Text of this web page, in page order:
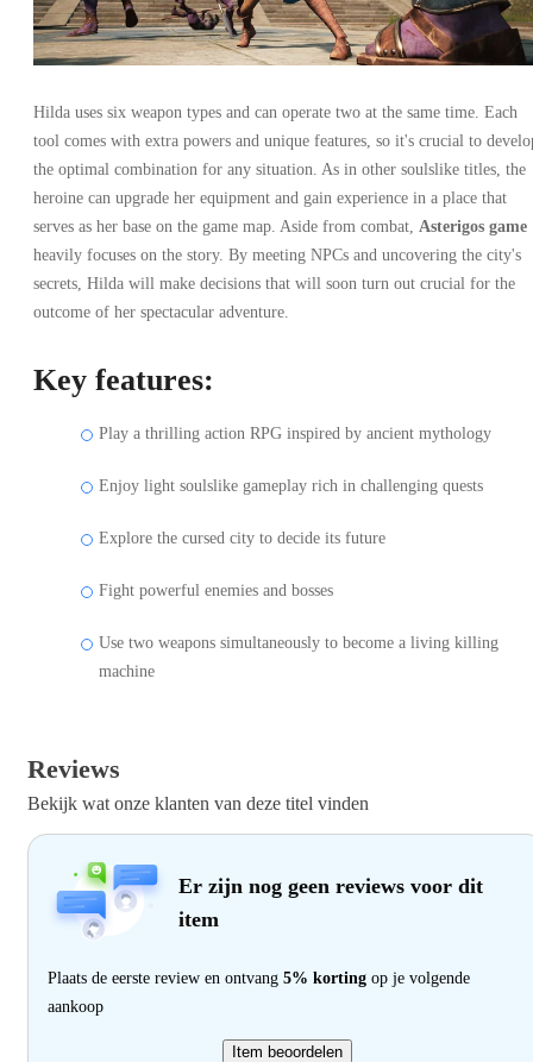
Hilda uses six weapon types and can operate two at the same time. Each
tool comes with extra powers and unique features, so it's crucial to
the optimal combination for any situation. As in other soulslike titles, the
heroine can upgrade her equipment and gain experience in a place that
serves as her base on the game map. Aside from combat, Asterigos game
heavily focuses on the story. By meeting NPCs and uncovering the city's
secrets, Hilda will make decisions that will soon turn out crucial for the
outcome of her spectacular adventure.
Key features:
Play a thrilling action RPG inspired by ancient mythology
Enjoy light soulslike gameplay rich in challenging quests
Explore the cursed city to decide its future
Fight powerful enemies and bosses
Use two weapons simultaneously to become a living killing
machine
Reviews
Bekijk wat onze klanten van deze titel vinden
Er zijn nog geen reviews voor dit
item
Plaats de eerste review en ontvang 5% korting op je volgende
aankoop
Item beoordelen